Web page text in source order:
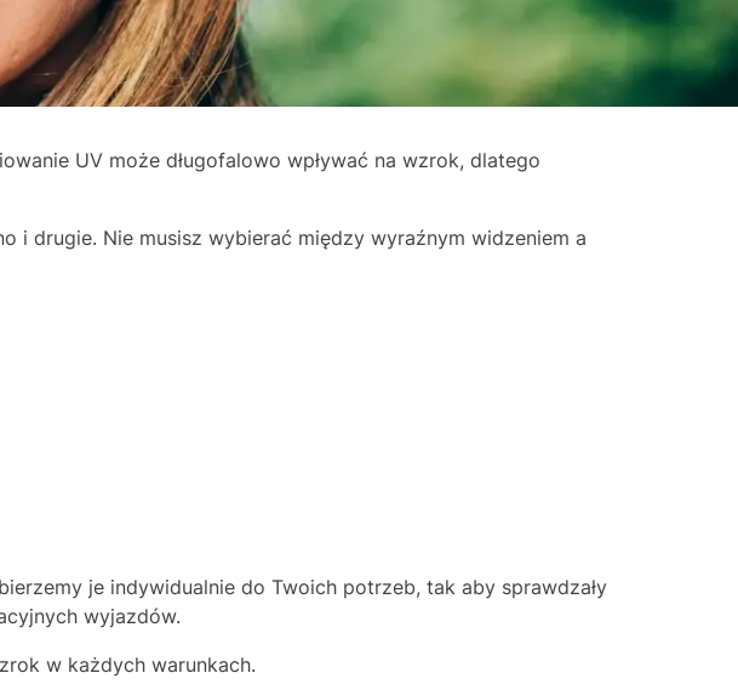
UV może długofalowo wpływać na wzrok, dlatego
i drugie. Nie musisz wybierać między wyraźnym widzeniem a
je indywidualnie do Twoich potrzeb, tak aby sprawdzały
wyjazdów.
w każdych warunkach.